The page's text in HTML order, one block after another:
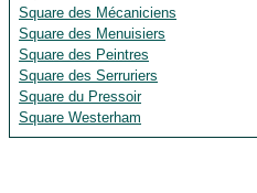
Square des Mécaniciens
Square des Menuisiers
Square des Peintres
Square des Serruriers
Square du Pressoir
Square Westerham